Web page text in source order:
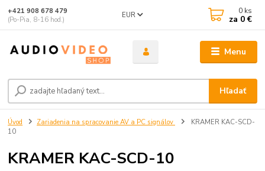
Menu
EUR
Hľadať
+421 908 678 479
(Po-Pia, 8-16 hod.)
0 ks
za 0 €
Úvod Zariadenia na spracovanie AV a PC signálov
KRAMER KAC-SCD-
10
KRAMER KAC-SCD-10